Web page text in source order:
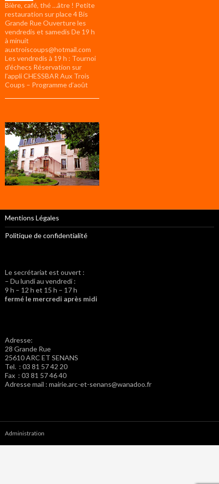
Bière, café, thé …âtre ! Petite
restauration sur place 4 Bis
Grande Rue Ouverture les
vendredis et samedis De 19 h
à minuit
auxtroiscoups@hotmail.com
Les vendredis à 19 h : Tournoi
d’échecs Réservation sur
l’appli CHESSBAR Aux Trois
Coups – Programme d’août
Mentions Légales
Politique de confidentialité
Le secrétariat est ouvert :
– Du lundi au vendredi :
9 h – 12 h et 15 h – 17 h
fermé le mercredi après midi
Adresse:
28 Grande Rue
25610 ARC ET SENANS
Tel. : 03 81 57 42 20
Fax : 03 81 57 46 40
Adresse mail : mairie.arc-et-senans@wanadoo.fr
Administration